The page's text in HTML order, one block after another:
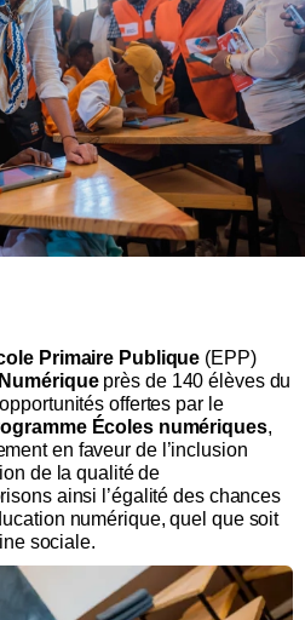
Primaire Publique (EPP)
près de 140 élèves du
offertes par le
Écoles numériques,
en faveur de l’inclusion
de la qualité de
ainsi l’égalité des chances
numérique, quel que soit
sociale.